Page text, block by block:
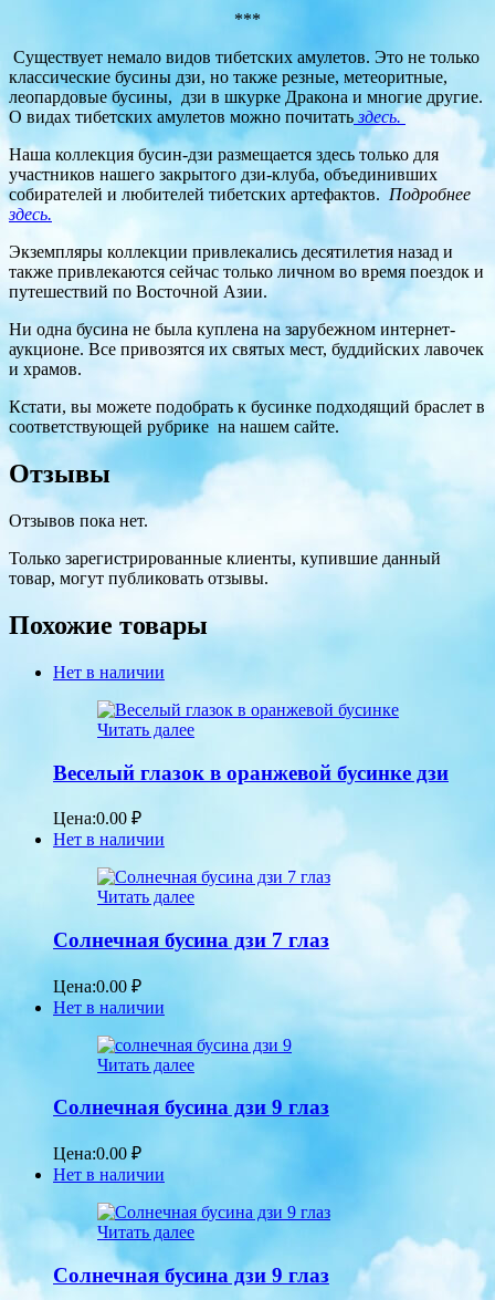
***
Существует немало видов тибетских амулетов. Это не только
классические бусины дзи, но также резные, метеоритные,
леопардовые бусины, дзи в шкурке Дракона и многие другие.
О видах тибетских амулетов можно почитать здесь.
Наша коллекция бусин-дзи размещается здесь только для
участников нашего закрытого дзи-клуба, объединивших
собирателей и любителей тибетских артефактов. Подробнее
здесь.
Экземпляры коллекции привлекались десятилетия назад и
также привлекаются сейчас только личном во время поездок и
путешествий по Восточной Азии.
Ни одна бусина не была куплена на зарубежном интернет-
аукционе. Все привозятся их святых мест, буддийских лавочек
и храмов.
Кстати, вы можете подобрать к бусинке подходящий браслет в
соответствующей рубрике на нашем сайте.
Отзывы
Отзывов пока нет.
Только зарегистрированные клиенты, купившие данный
товар, могут публиковать отзывы.
Похожие товары
Нет в наличии
Читать далее
Веселый глазок в оранжевой бусинке дзи
Цена:0.00 ₽
Нет в наличии
Читать далее
Солнечная бусина дзи 7 глаз
Цена:0.00 ₽
Нет в наличии
Читать далее
Солнечная бусина дзи 9 глаз
Цена:0.00 ₽
Нет в наличии
Читать далее
Солнечная бусина дзи 9 глаз